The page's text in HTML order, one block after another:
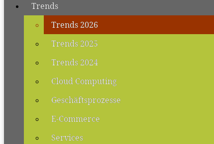
Trends
Trends 2026
Trends 2025
Trends 2024
Cloud Computing
Geschäftsprozesse
E-Commerce
Services